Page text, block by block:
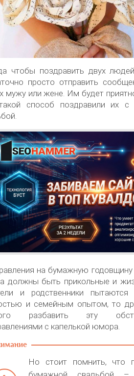
чтобы поздравить двух
просто отправить
мужу или жене. Им будет
способ поздравили их с
на бумажную
должны быть прикольные и
и родственники пытаются
и семейным опытом, то
разбавить эту
с капелькой юмора.
Но стоит помнить, что